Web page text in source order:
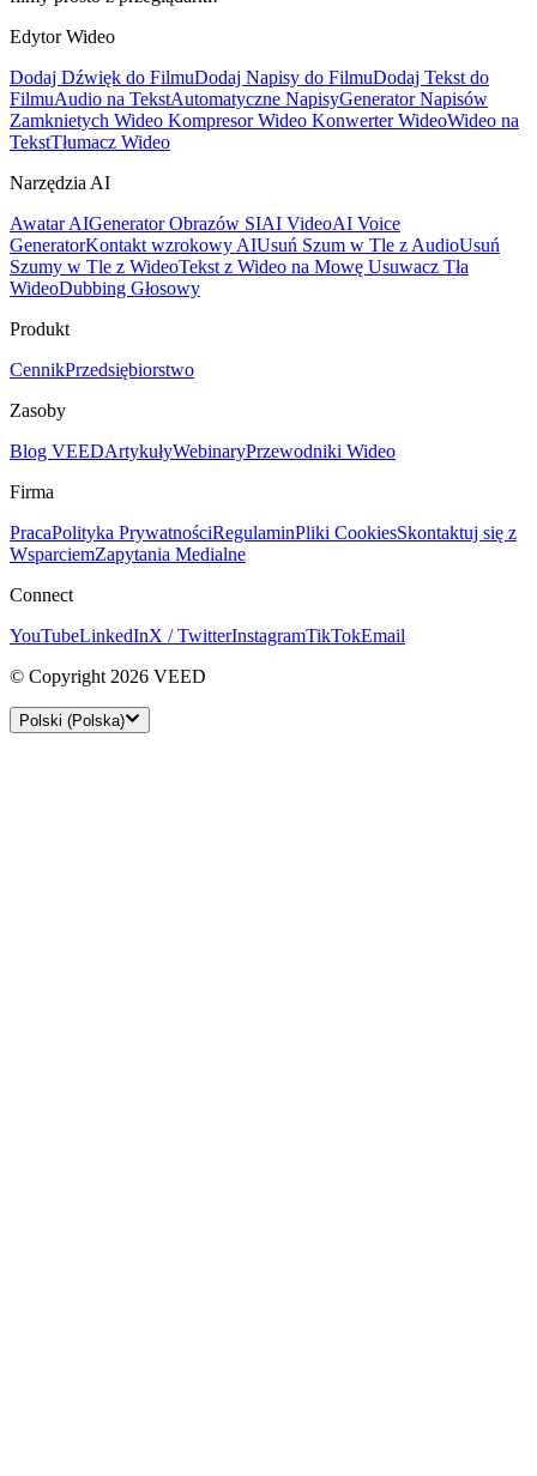
Edytor Wideo
Dodaj Dźwięk do FilmuDodaj Napisy do FilmuDodaj Tekst do
FilmuAudio na TekstAutomatyczne NapisyGenerator Napisów
Zamknietych Wideo Kompresor Wideo Konwerter WideoWideo na
TekstTłumacz Wideo
Narzędzia AI
Awatar AIGenerator Obrazów SIAI VideoAI Voice
GeneratorKontakt wzrokowy AIUsuń Szum w Tle z AudioUsuń
Szumy w Tle z WideoTekst z Wideo na Mowę Usuwacz Tła
WideoDubbing Głosowy
Produkt
CennikPrzedsiębiorstwo
Zasoby
Blog VEEDArtykułyWebinaryPrzewodniki Wideo
Firma
PracaPolityka PrywatnościRegulaminPliki CookiesSkontaktuj się z
WsparciemZapytania Medialne
Connect
YouTubeLinkedInX / TwitterInstagramTikTokEmail
© Copyright 2026 VEED
Polski (Polska)